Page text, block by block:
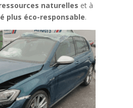
naturelles et à
plus éco-responsable.